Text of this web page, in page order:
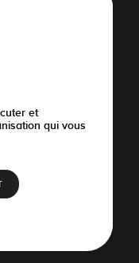
et
qui vous